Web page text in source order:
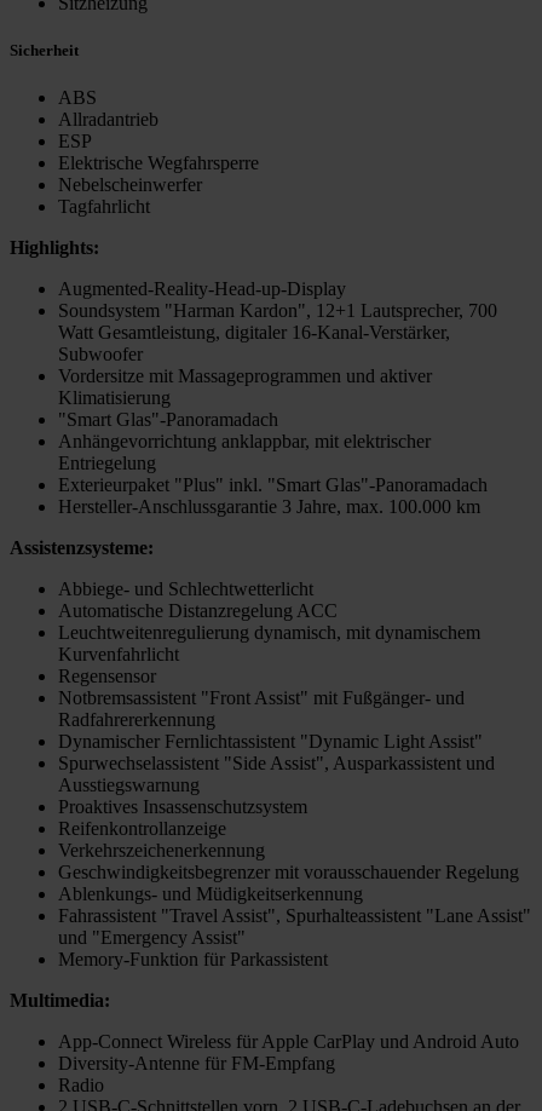
Sicherheit
ABS
Allradantrieb
ESP
Elektrische Wegfahrsperre
Nebelscheinwerfer
Tagfahrlicht
Highlights:
Augmented-Reality-Head-up-Display
Soundsystem "Harman Kardon", 12+1 Lautsprecher, 700
Watt Gesamtleistung, digitaler 16-Kanal-Verstärker,
Subwoofer
Vordersitze mit Massageprogrammen und aktiver
Klimatisierung
"Smart Glas"-Panoramadach
Anhängevorrichtung anklappbar, mit elektrischer
Entriegelung
Exterieurpaket "Plus" inkl. "Smart Glas"-Panoramadach
Hersteller-Anschlussgarantie 3 Jahre, max. 100.000 km
Assistenzsysteme:
Abbiege- und Schlechtwetterlicht
Automatische Distanzregelung ACC
Leuchtweitenregulierung dynamisch, mit dynamischem
Kurvenfahrlicht
Regensensor
Notbremsassistent "Front Assist" mit Fußgänger- und
Radfahrererkennung
Dynamischer Fernlichtassistent "Dynamic Light Assist"
Spurwechselassistent "Side Assist", Ausparkassistent und
Ausstiegswarnung
Proaktives Insassenschutzsystem
Reifenkontrollanzeige
Verkehrszeichenerkennung
Geschwindigkeitsbegrenzer mit vorausschauender Regelung
Ablenkungs- und Müdigkeitserkennung
Fahrassistent "Travel Assist", Spurhalteassistent "Lane Assist"
und "Emergency Assist"
Memory-Funktion für Parkassistent
Multimedia:
App-Connect Wireless für Apple CarPlay und Android Auto
Diversity-Antenne für FM-Empfang
Radio
2 USB-C-Schnittstellen vorn, 2 USB-C-Ladebuchsen an der